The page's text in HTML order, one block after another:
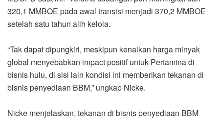
320,1 MMBOE pada awal transisi menjadi 370,2 MMBOE
setelah satu tahun alih kelola.
“Tak dapat dipungkiri, meskipun kenaikan harga minyak
global menyebabkan impact positif untuk Pertamina di
bisnis hulu, di sisi lain kondisi ini memberikan tekanan di
bisnis penyediaan BBM,” ungkap Nicke.
Nicke menjelaskan, tekanan di bisnis penyediaan BBM